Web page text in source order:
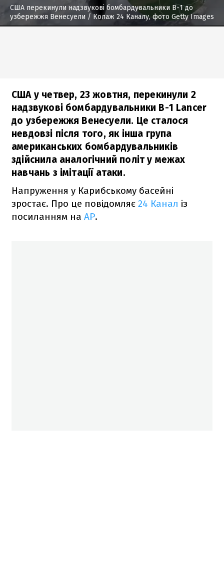
США перекинули надзвукові бомбардувальники B-1 до
узбережжя Венесуели / Колаж 24 Каналу, фото Getty Images
США у четвер, 23 жовтня, перекинули 2
надзвукові бомбардувальники B-1 Lancer
до узбережжя Венесуели. Це сталося
невдовзі після того, як інша група
американських бомбардувальників
здійснила аналогічний політ у межах
навчань з імітації атаки.
Напруження у Карибському басейні
зростає. Про це повідомляє 24 Канал із
посиланням на AP.